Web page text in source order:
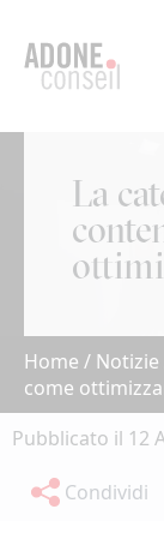
La
Home / Notizie
come
Pubblicato il 12
Condividi